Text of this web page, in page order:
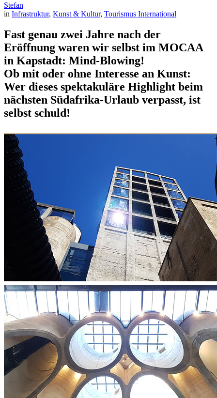
Stefan
in Infrastruktur, Kunst & Kultur, Tourismus International
Fast genau zwei Jahre nach der
Eröffnung waren wir selbst im MOCAA
in Kapstadt: Mind-Blowing!
Ob mit oder ohne Interesse an Kunst:
Wer dieses spektakuläre Highlight beim
nächsten Südafrika-Urlaub verpasst, ist
selbst schuld!